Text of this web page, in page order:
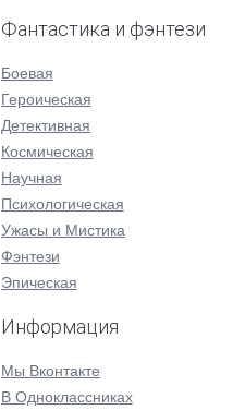
Фантастика и фэнтези
Боевая
Героическая
Детективная
Космическая
Научная
Психологическая
Ужасы и Мистика
Фэнтези
Эпическая
Информация
Мы Вконтакте
В Одноклассниках